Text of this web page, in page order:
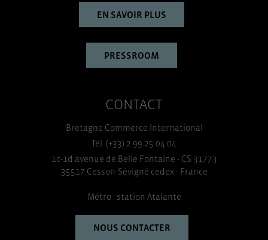
EN SAVOIR PLUS
PRESSROOM
CONTACT
Bretagne Commerce International
Tél. (+33) 2 99 25 04 04
1c-1d avenue de Belle Fontaine - CS 31773
35517 Cesson-Sévigné cedex - France
Métro : station Atalante
NOUS CONTACTER